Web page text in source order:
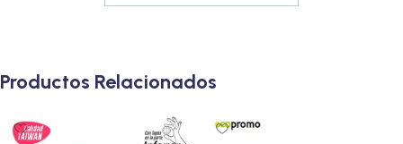
Productos Relacionados